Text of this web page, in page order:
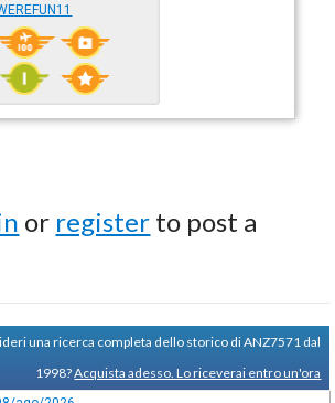
or register to post a
una ricerca completa dello storico di ANZ7571 dal
1998?Acquista adesso. Lo riceverai entro un'ora